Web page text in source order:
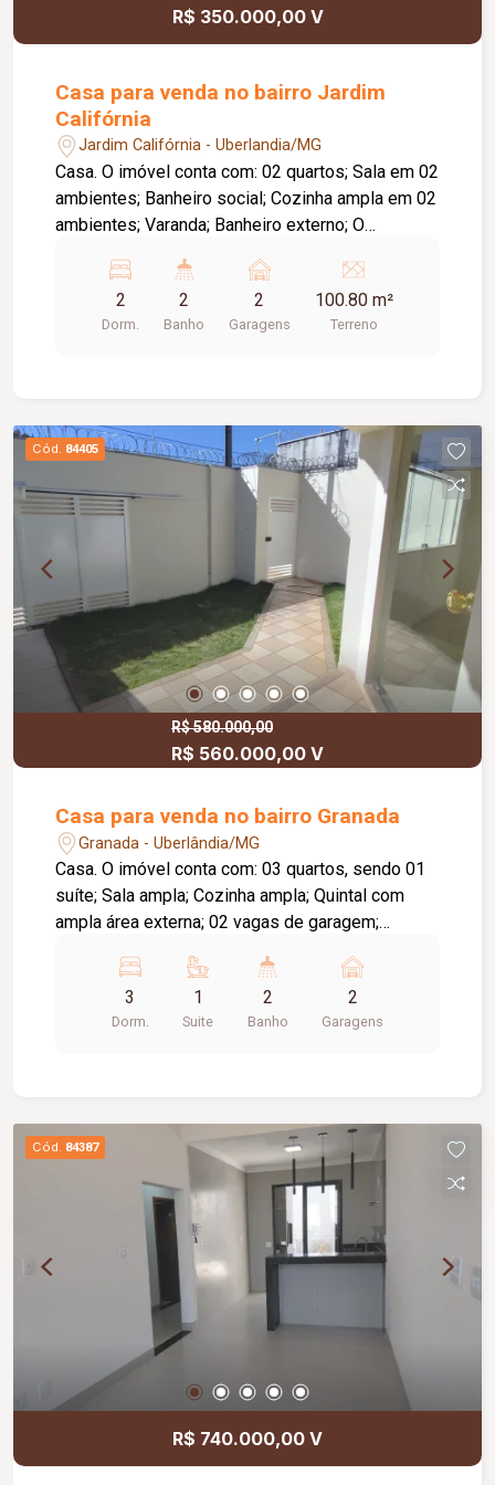
R$ 350.000,00 V
Casa para venda no bairro Jardim
Califórnia
Jardim Califórnia - Uberlandia/MG
Casa. O imóvel conta com: 02 quartos; Sala em 02
ambientes; Banheiro social; Cozinha ampla em 02
ambientes; Varanda; Banheiro externo; O
Piscinas adulto e infantil; Quadra poliesportiva;
Playground; Ampla área verde. Diferenciais: Ideal
para quem busca segurança, conforto e
2
Dorm.
2
Banho
2
Garagens
100.80 m²
Terreno
Cód. 84405
R$ 580.000,00
R$ 560.000,00 V
Casa para venda no bairro Granada
Granada - Uberlândia/MG
Casa. O imóvel conta com: 03 quartos, sendo 01
suíte; Sala ampla; Cozinha ampla; Quintal com
ampla área externa; 02 vagas de garagem;
ambientes; Localização privilegiada, próxima a
hospital da região.
3
Dorm.
1
Suite
2
Banho
2
Garagens
Cód. 84387
R$ 740.000,00 V